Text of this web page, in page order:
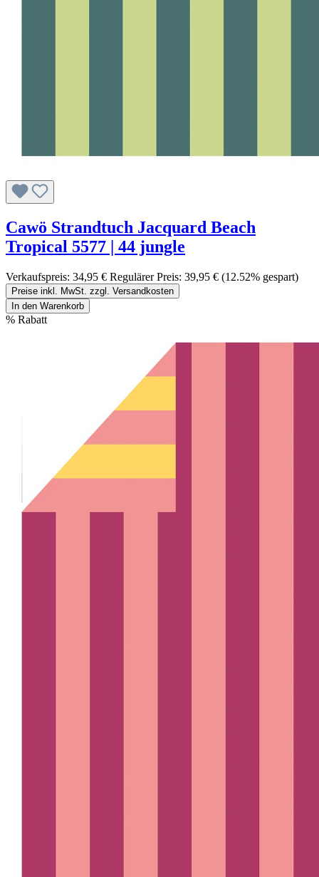
Cawö Strandtuch Jacquard Beach
Tropical 5577 | 44 jungle
Verkaufspreis: 34,95 € Regulärer Preis: 39,95 € (12.52% gespart)
Preise inkl. MwSt. zzgl. Versandkosten
In den Warenkorb
% Rabatt